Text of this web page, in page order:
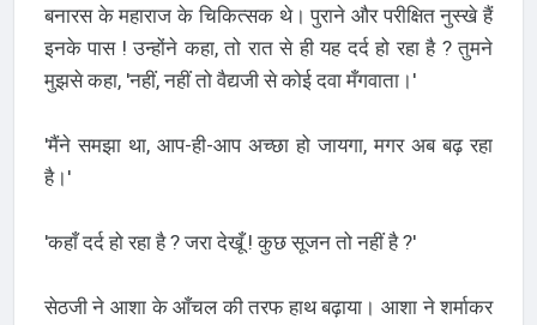
बनारस के महाराज के चिकित्सक थे। पुराने और परीक्षित नुस्खे हैं
इनके पास ! उन्होंने कहा, तो रात से ही यह दर्द हो रहा है ? तुमने
मुझसे कहा, 'नहीं, नहीं तो वैद्यजी से कोई दवा मँगवाता।'
'मैंने समझा था, आप-ही-आप अच्छा हो जायगा, मगर अब बढ़ रहा
है।'
'कहाँ दर्द हो रहा है ? जरा देखूँ ! कुछ सूजन तो नहीं है ?'
सेठजी ने आशा के आँचल की तरफ हाथ बढ़ाया। आशा ने शर्माकर